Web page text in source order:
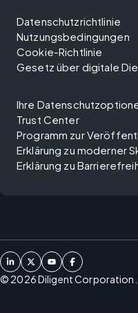
Datenschutzrichtlinie
Nutzungsbedingungen
Cookie-Richtlinie
Gesetz über digitale
Ihre
Trust Center
Programm zur
Erklärung zu moderner
Erklärung zu
© 2026Diligent Corporation.